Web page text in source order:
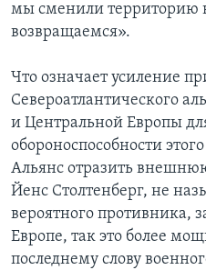
мы сменили территорию
возвращаемся».
Что означает усиление
Североатлантического
и Центральной Европы
обороноспособности
Альянс отразить
Йенс Столтенберг, не
вероятного противника,
Европе, так это более
последнему слову